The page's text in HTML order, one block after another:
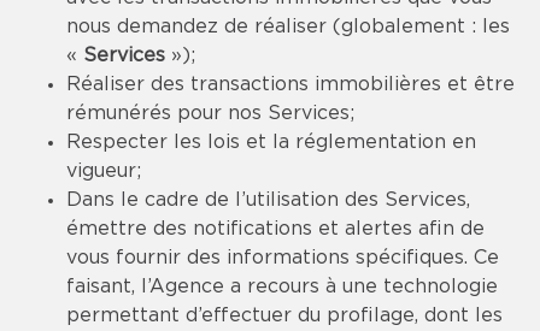
nous demandez de réaliser (globalement : les
« Services »);
Réaliser des transactions immobilières et être
rémunérés pour nos Services;
Respecter les lois et la réglementation en
vigueur;
Dans le cadre de l’utilisation des Services,
émettre des notifications et alertes afin de
vous fournir des informations spécifiques. Ce
faisant, l’Agence a recours à une technologie
permettant d’effectuer du profilage, dont les